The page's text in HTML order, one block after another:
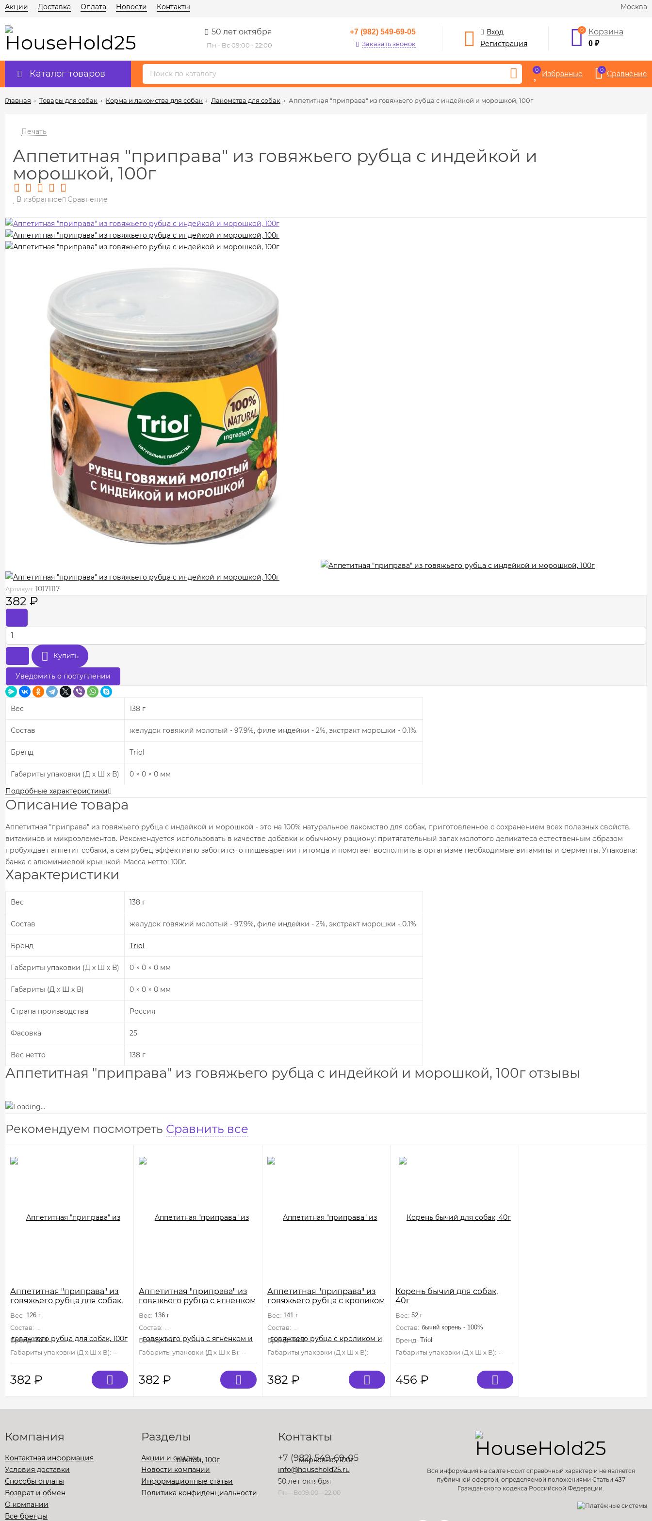
Москва
Акции Доставка Оплата Новости Контакты
50 лет октября
Пн - Вс 09:00 - 22:00
+7 (982) 549-69-05
Заказать звонок
Вход
Регистрация
0 Корзина
0₽
Каталог товаров 0 Избранные 0 Сравнение
Главная → Товары для собак → Корма и лакомства для собак → Лакомства для собак → Аппетитная "приправа" из говяжьего рубца с индейкой и морошкой, 100г
Печать
Аппетитная "приправа" из говяжьего рубца с индейкой и
морошкой, 100г
В избранное Сравнение
Артикул: 10171117
382 ₽
Купить
Уведомить о поступлении
Вес 138 г
Состав желудок говяжий молотый - 97.9%, филе индейки - 2%, экстракт морошки - 0.1%.
Бренд Triol
Габариты упаковки (Д х Ш х В)
0 × 0 × 0 мм
Подробные характеристики
Описание товара
Аппетитная "приправа" из говяжьего рубца с индейкой и морошкой - это на 100% натуральное лакомство для собак, приготовленное с сохранением всех полезных свойств,
витаминов и микроэлементов. Рекомендуется использовать в качестве добавки к обычному рациону: притягательный запах молотого деликатеса естественным образом
пробуждает аппетит собаки, а сам рубец эффективно заботится о пищеварении питомца и помогает восполнить в организме необходимые витамины и ферменты. Упаковка:
банка с алюминиевой крышкой. Масса нетто: 100г.
Характеристики
Вес 138 г
Состав желудок говяжий молотый - 97.9%, филе индейки - 2%, экстракт морошки - 0.1%.
Бренд Triol
Габариты упаковки (Д х Ш х В) 0 × 0 × 0 мм
Габариты (Д х Ш х В) 0 × 0 × 0 мм
Страна производства Россия
Фасовка 25
Вес нетто 138 г
Аппетитная "приправа" из говяжьего рубца с индейкой и морошкой, 100г отзывы
Рекомендуем посмотреть Сравнить все
Аппетитная "приправа" из
говяжьего рубца для собак,
Вес: 126 г
Состав: желудок говяжий молотый – 100%
Бренд: Triol
Габариты упаковки (Д х Ш х В): 85 мм×85 мм×85 мм
382 ₽
Аппетитная "приправа" из
говяжьего рубца с ягненком
Вес: 136 г
Состав: желудок говяжий молотый - 96%, мясо ягненка - 2%, тыква - 2%.
Бренд: Triol
Габариты упаковки (Д х Ш х В): 0 мм×0 мм×0 мм
382 ₽
Аппетитная "приправа" из
говяжьего рубца с кроликом
Вес: 141 г
Состав: желудок говяжий молотый - 96%, мясо кролика - 2%, морковь - 2%.
Бренд: Triol
Габариты упаковки (Д х Ш х В): 0 мм×0 мм×0 мм
382 ₽
Корень бычий для собак,
40г
Вес: 52 г
Состав: бычий корень - 100%
Бренд: Triol
Габариты упаковки (Д х Ш х В): 225 мм×140 мм×15 мм
456₽
Компания
Контактная информация
Условия доставки
Способы оплаты
Возврат и обмен
О компании
Все бренды
Разделы
Акции и скидки
Новости компании
Информационные статьи
Политика конфиденциальности
Контакты
+7 (982) 549-69-05
info@household25.ru
50 лет октября
Пн—Вс09:00—22:00
Вся информация на сайте носит справочный характер и не является
публичной офертой, определяемой положениями Статьи 437
Гражданского кодекса Российской Федерации.